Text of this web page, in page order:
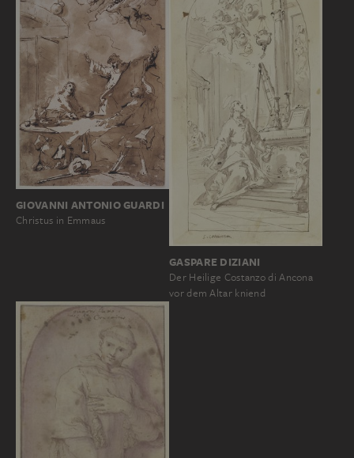
GIOVANNI ANTONIO GUARDI
Christus in Emmaus
GASPARE DIZIANI
Der Heilige Costanzo di Ancona
vor dem Altar kniend